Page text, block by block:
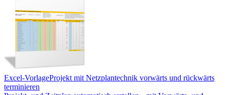
Excel-VorlageProjekt mit Netzplantechnik vorwärts und rückwärts
terminieren